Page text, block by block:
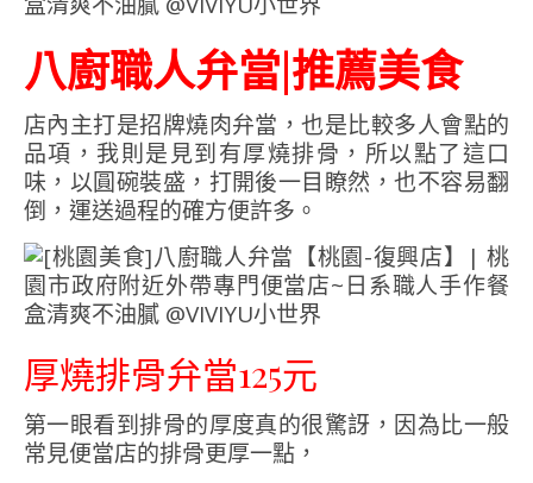
八廚職人弁當|推薦美食
店內主打是招牌燒肉弁當，也是比較多人會點的
品項，我則是見到有厚燒排骨，所以點了這口
味，以圓碗裝盛，打開後一目瞭然，也不容易翻
倒，運送過程的確方便許多。
厚燒排骨弁當125元
第一眼看到排骨的厚度真的很驚訝，因為比一般
常見便當店的排骨更厚一點，